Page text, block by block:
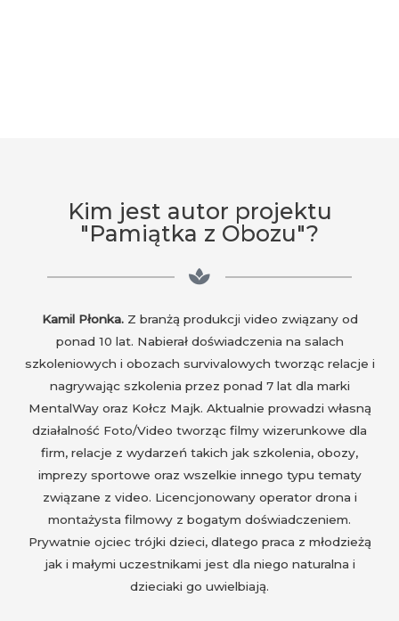
Kim jest autor projektu
"Pamiątka z Obozu"?
Kamil Płonka.Z branżą produkcji video związany od
ponad 10 lat. Nabierał doświadczenia na salach
szkoleniowych i obozach survivalowych tworząc relacje i
nagrywając szkolenia przez ponad 7 lat dla marki
MentalWay oraz Kołcz Majk. Aktualnie prowadzi własną
działalność Foto/Video tworząc filmy wizerunkowe dla
firm, relacje z wydarzeń takich jak szkolenia, obozy,
imprezy sportowe oraz wszelkie innego typu tematy
związane z video. Licencjonowany operator drona i
montażysta filmowy z bogatym doświadczeniem.
Prywatnie ojciec trójki dzieci, dlatego praca z młodzieżą
jak i małymi uczestnikami jest dla niego naturalna i
dzieciaki go uwielbiają.